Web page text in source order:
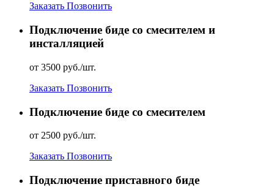
Заказать Позвонить
Подключение биде со смесителем и
инсталляцией
от 3500 руб./шт.
Заказать Позвонить
Подключение биде со смесителем
от 2500 руб./шт.
Заказать Позвонить
Подключение приставного биде